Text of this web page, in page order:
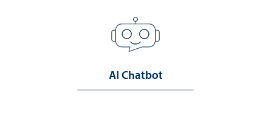
AI Chatbot